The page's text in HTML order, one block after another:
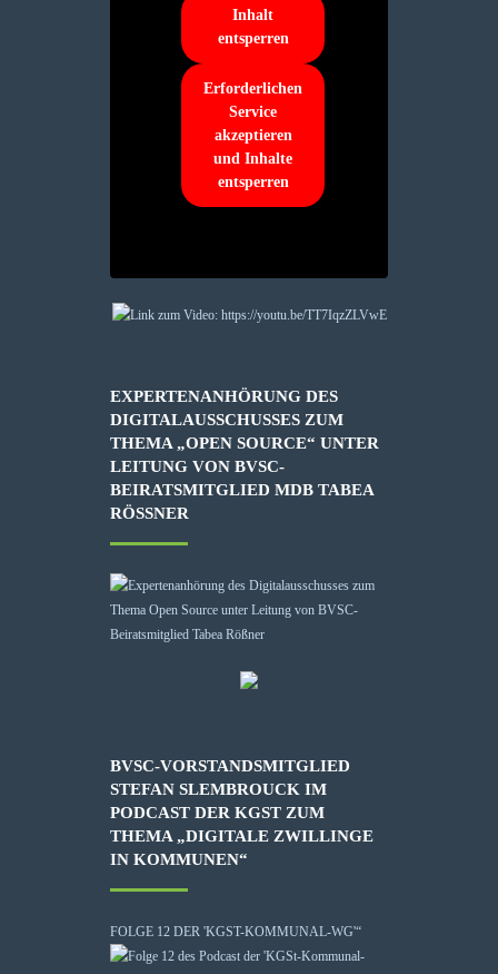
Inhalt
entsperren
Erforderlichen
Service
akzeptieren
und Inhalte
entsperren
EXPERTENANHÖRUNG DES
DIGITALAUSSCHUSSES ZUM
THEMA „OPEN SOURCE“ UNTER
LEITUNG VON BVSC-
BEIRATSMITGLIED MDB TABEA
RÖSSNER
BVSC-VORSTANDSMITGLIED
STEFAN SLEMBROUCK IM
PODCAST DER KGST ZUM
THEMA „DIGITALE ZWILLINGE
IN KOMMUNEN“
FOLGE 12 DER 'KGST-KOMMUNAL-WG'“